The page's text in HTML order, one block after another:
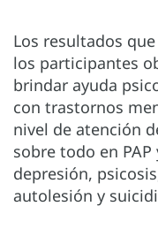
Los resultados
los participantes
brindar ayuda
con trastornos
nivel de atención
sobre todo en
depresión,
autolesión y